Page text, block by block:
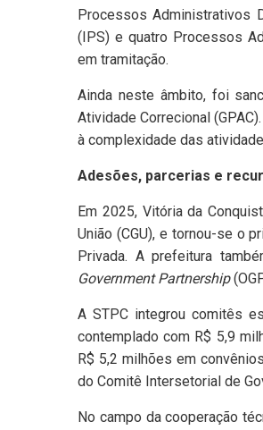
Processos Administrativos
(IPS) e quatro Processos
em tramitação.
Ainda neste âmbito, foi
Atividade Correcional
à complexidade das
Adesões, parcerias e
Em 2025, Vitória da
União (CGU), e tornou-se o
Privada. A prefeitura
Government Partnership
A STPC integrou comitês
contemplado com R$ 5,9
R$ 5,2 milhões em
do Comitê Intersetorial de
No campo da cooperação